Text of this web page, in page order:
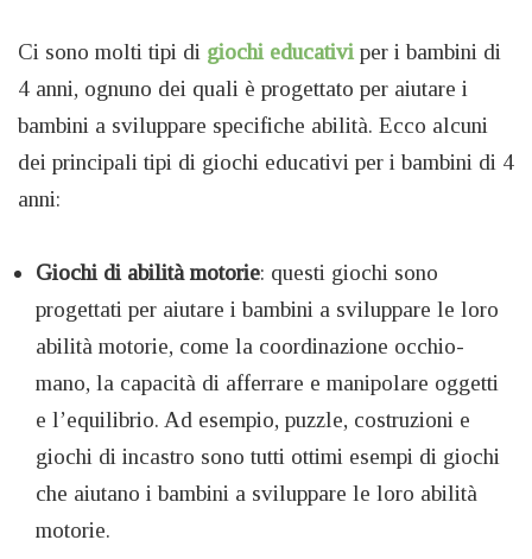
Ci sono molti tipi di giochi educativiper i bambini di
4 anni, ognuno dei quali è progettato per aiutare i
bambini a sviluppare specifiche abilità. Ecco alcuni
dei principali tipi di giochi educativi per i bambini di 4
anni:
Giochi di abilità motorie: questi giochi sono
progettati per aiutare i bambini a sviluppare le loro
abilità motorie, come la coordinazione occhio-
mano, la capacità di afferrare e manipolare oggetti
e l’equilibrio. Ad esempio, puzzle, costruzioni e
giochi di incastro sono tutti ottimi esempi di giochi
che aiutano i bambini a sviluppare le loro abilità
motorie.